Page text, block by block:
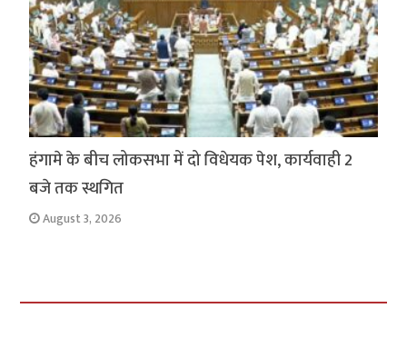
हंगामे के बीच लोकसभा में दो विधेयक पेश, कार्यवाही 2
बजे तक स्थगित
August 3, 2026